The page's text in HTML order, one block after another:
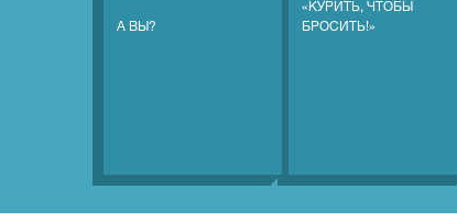
А ВЫ?
«КУРИТЬ, ЧТОБЫ
БРОСИТЬ!»